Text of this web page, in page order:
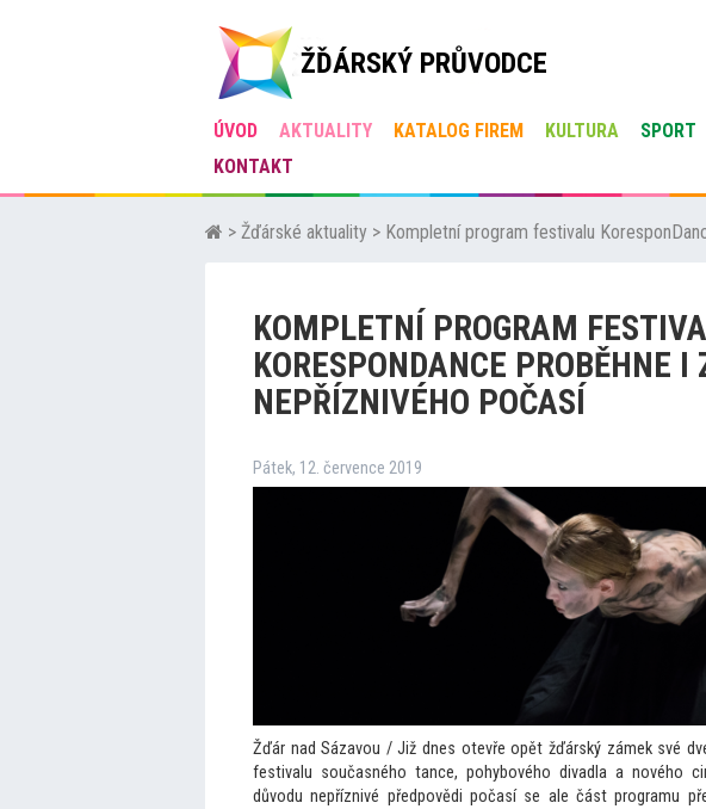
ŽĎÁRSKÝ PRŮVODCE
ÚVOD AKTUALITY KATALOG FIREM KULTURA SPORT
KONTAKT
> Žďárské aktuality > Kompletní program festivalu
KOMPLETNÍ PROGRAM
KORESPONDANCE PROBĚHNE I
NEPŘÍZNIVÉHO POČASÍ
Pátek, 12. července 2019
Žďár nad Sázavou / Již dnes otevře opět žďárský zámek své
festivalu současného tance, pohybového divadla a nového
důvodu nepříznivé předpovědi počasí se ale část programu